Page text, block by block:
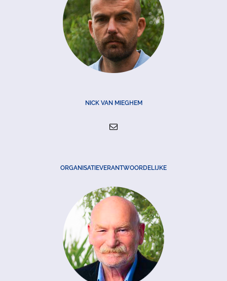
NICK VAN MIEGHEM
ORGANISATIEVERANTWOORDELIJKE